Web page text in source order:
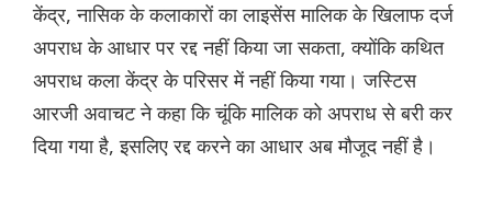
केंद्र, नासिक के कलाकारों का लाइसेंस मालिक के खिलाफ दर्ज
अपराध के आधार पर रद्द नहीं किया जा सकता, क्योंकि कथित
अपराध कला केंद्र के परिसर में नहीं किया गया। जस्टिस
आरजी अवाचट ने कहा कि चूंकि मालिक को अपराध से बरी कर
दिया गया है, इसलिए रद्द करने का आधार अब मौजूद नहीं है।